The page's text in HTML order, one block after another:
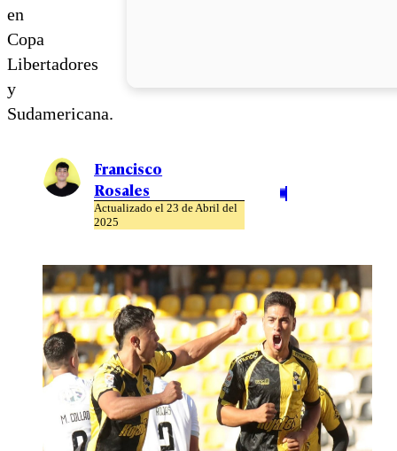
en
Copa
Libertadores
y
Sudamericana.
Francisco
Rosales
Actualizado el 23 de Abril del
2025